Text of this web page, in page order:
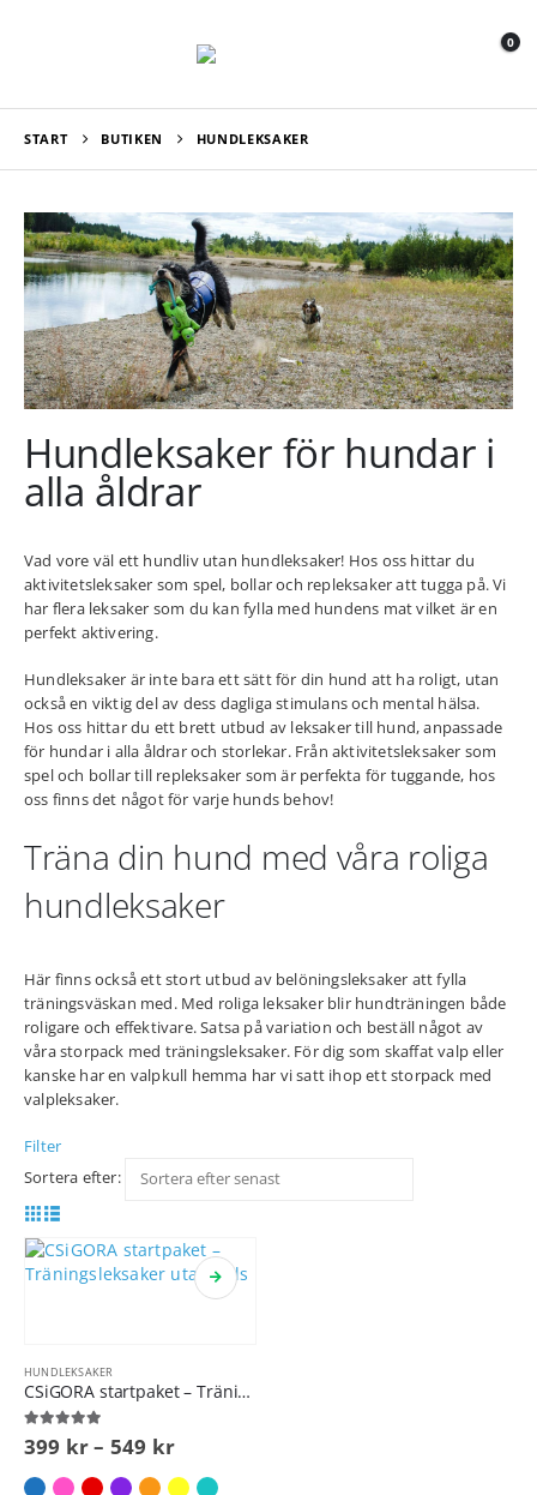
0
START BUTIKEN HUNDLEKSAKER
Hundleksaker för hundar i
alla åldrar
Vad vore väl ett hundliv utan hundleksaker! Hos oss hittar du
aktivitetsleksaker som spel, bollar och repleksaker att tugga på. Vi
har flera leksaker som du kan fylla med hundens mat vilket är en
perfekt aktivering.
Hundleksaker är inte bara ett sätt för din hund att ha roligt, utan
också en viktig del av dess dagliga stimulans och mental hälsa.
Hos oss hittar du ett brett utbud av leksaker till hund, anpassade
för hundar i alla åldrar och storlekar. Från aktivitetsleksaker som
spel och bollar till repleksaker som är perfekta för tuggande, hos
oss finns det något för varje hunds behov!
Träna din hund med våra roliga
hundleksaker
Här finns också ett stort utbud av belöningsleksaker att fylla
träningsväskan med. Med roliga leksaker blir hundträningen både
roligare och effektivare. Satsa på variation och beställ något av
våra storpack med träningsleksaker. För dig som skaffat valp eller
kanske har en valpkull hemma har vi satt ihop ett storpack med
valpleksaker.
Filter
Sortera efter:
HUNDLEKSAKER
CSiGORA startpaket – Träningsleksaker utan päls
5.00out of 5
399 kr– 549 kr